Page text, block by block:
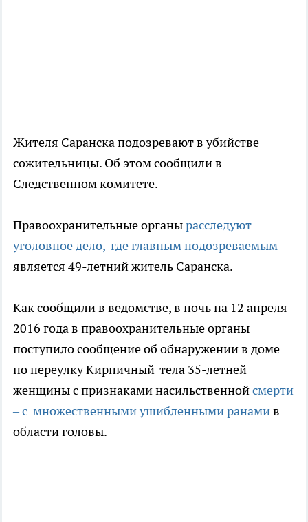
Жителя Саранска подозревают в убийстве
сожительницы. Об этом сообщили в
Следственном комитете.
Правоохранительные органырасследуют
уголовное дело, где главным подозреваемым
является 49-летний житель Саранска.
Как сообщили в ведомстве, в ночь на 12 апреля
2016 года в правоохранительные органы
поступило сообщение об обнаружении в доме
по переулку Кирпичный тела 35-летней
женщины с признаками насильственнойсмерти
– с множественными ушибленными ранамив
области головы.